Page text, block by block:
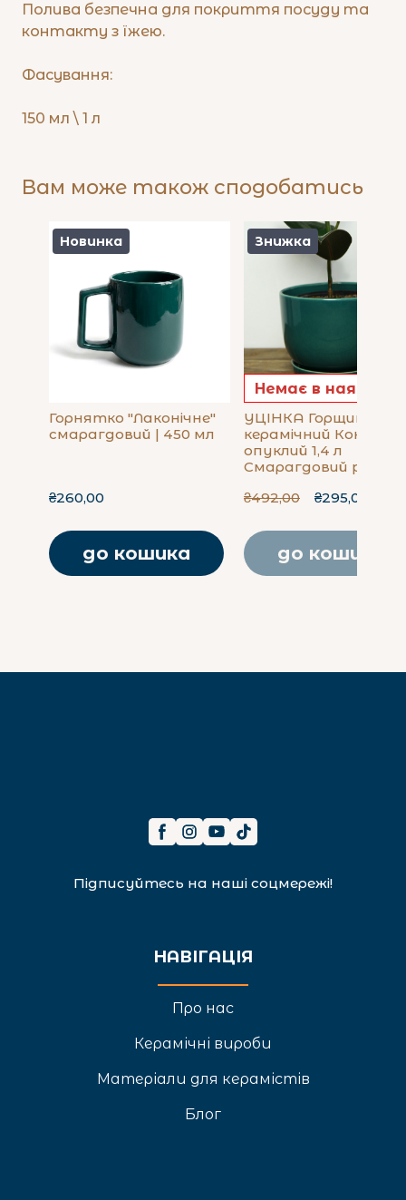
Полива безпечна для покриття посуду та
контакту з їжею.
Фасування:
150 мл \ 1 л
Вам може також сподобатись
Новинка
Горнятко "Лаконічне"
смарагдовий | 450 мл
₴260,00
до кошика
Знижка
Немає в
УЦІНКА Горщик
керамічний Конус
опуклий 1,4 л
Смарагдовий p233
₴492,00
₴295,00
до кошика
Підписуйтесь на наші соцмережі!
НАВІГАЦІЯ
Про нас
Керамічні вироби
Матеріали для керамістів
Блог